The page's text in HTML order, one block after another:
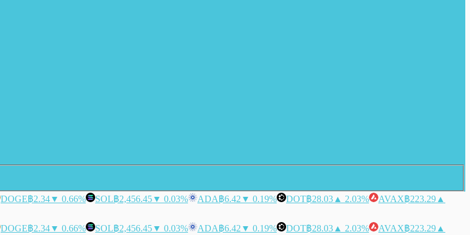
DOGE฿2.34▼ 0.66% SOL฿2,456.45▼ 0.03% ADA฿6.42 ▼ 0.19% DOT฿28.03 ▲ 2.03% AVAX฿223.29 ▲
DOGE฿2.34▼ 0.66% SOL฿2,456.45▼ 0.03% ADA฿6.42 ▼ 0.19% DOT฿28.03 ▲ 2.03% AVAX฿223.29 ▲